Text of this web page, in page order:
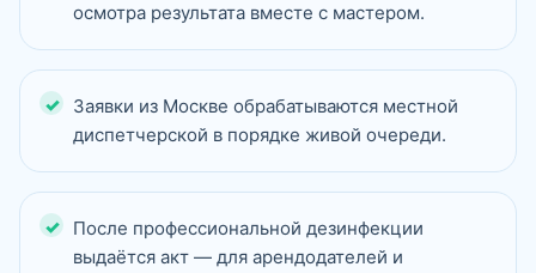
осмотра результата вместе с мастером.
Заявки из Москве обрабатываются местной
диспетчерской в порядке живой очереди.
После профессиональной дезинфекции
выдаётся акт — для арендодателей и